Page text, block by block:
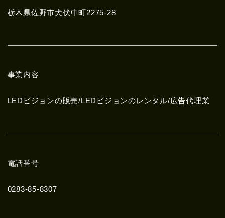
栃木県佐野市犬伏中町2275-28
事業内容
LEDビジョンの販売/LEDビジョンのレンタル/広告代理業
電話番号
0283-85-8307